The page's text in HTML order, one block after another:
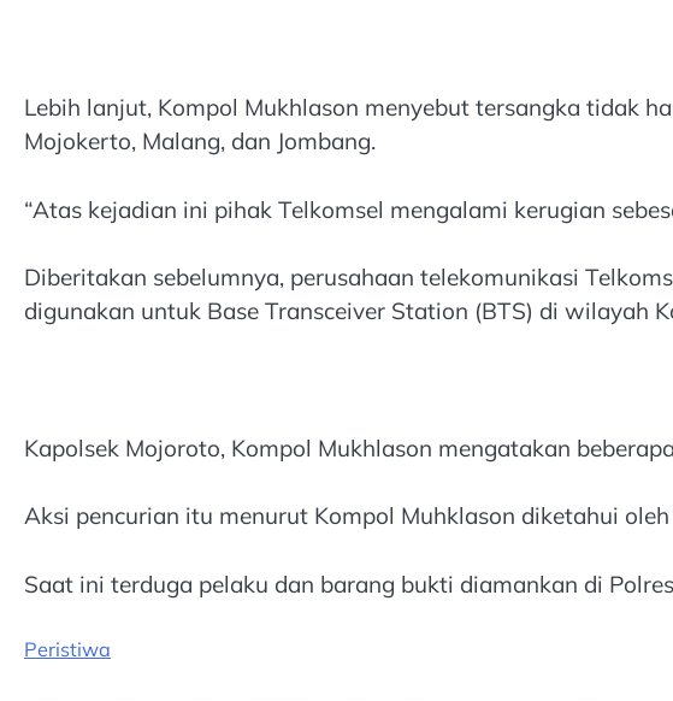
Lebih lanjut, Kompol Mukhlason menyebut tersangka tidak
Mojokerto, Malang, dan Jombang.
“Atas kejadian ini pihak Telkomsel mengalami kerugian
Diberitakan sebelumnya, perusahaan telekomunikasi
digunakan untuk Base Transceiver Station (BTS) di wilayah
Kapolsek Mojoroto, Kompol Mukhlason mengatakan
Aksi pencurian itu menurut Kompol Muhklason diketahui
Saat ini terduga pelaku dan barang bukti diamankan di
Peristiwa